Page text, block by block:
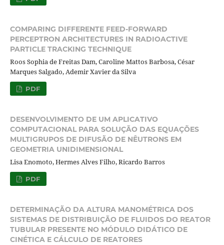
COMPARING DIFFERENTE FEED-FORWARD
PERCEPTRON ARCHITECTURES IN RADIOACTIVE
PARTICLE TRACKING TECHNIQUE
Roos Sophia de Freitas Dam, Caroline Mattos Barbosa, César
Marques Salgado, Ademir Xavier da Silva
PDF
DESENVOLVIMENTO DE UM APLICATIVO
COMPUTACIONAL PARA SOLUÇÃO DAS EQUAÇÕES
MULTIGRUPOS DE DIFUSÃO DE NÊUTRONS EM
GEOMETRIA UNIDIMENSIONAL
Lisa Enomoto, Hermes Alves Filho, Ricardo Barros
PDF
DETERMINAÇÃO DA ALTURA MANOMÉTRICA DOS
SISTEMAS DE DISTRIBUIÇÃO DE FLUIDOS DO REATOR
TUBULAR PRESENTE NO MÓDULO DIDÁTICO DE
CINÉTICA E CÁLCULO DE REATORES